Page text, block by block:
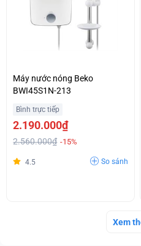
Máy nước nóng Beko
BWI45S1N-213
Bình trực tiếp
2.190.000₫
2.560.000₫ -15%
4.5 So sánh
Xem